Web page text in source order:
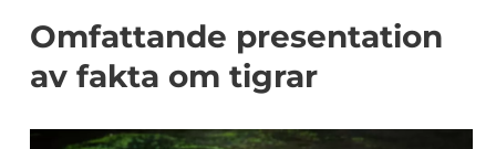
Omfattande presentation
av fakta om tigrar